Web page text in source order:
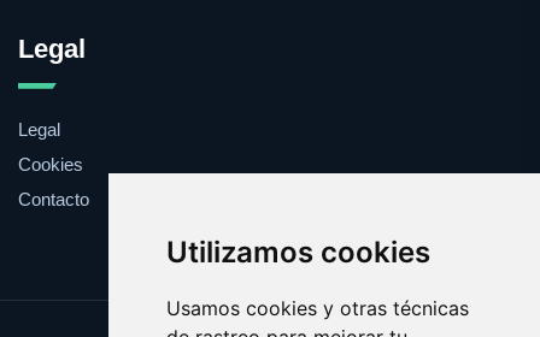
Utilizamos cookies
Usamos cookies y otras técnicas
Legal
Legal
Cookies
Contacto